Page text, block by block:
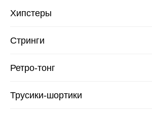
Хипстеры
Стринги
Ретро-тонг
Трусики-шортики